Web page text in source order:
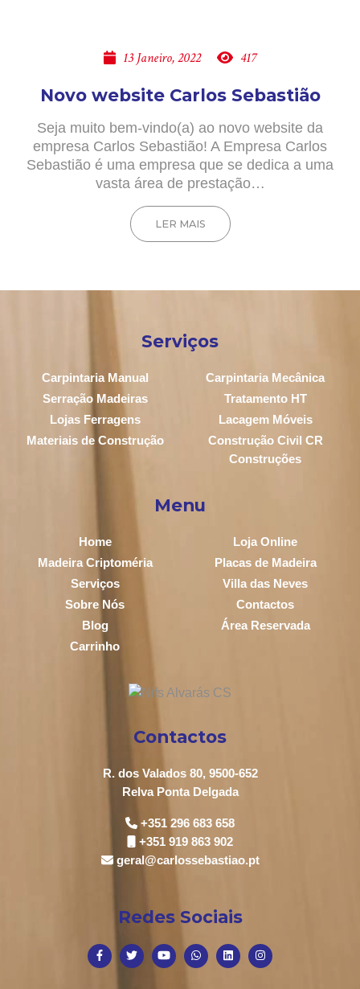
13 Janeiro, 2022 417
Novo website Carlos Sebastião
Seja muito bem-vindo(a) ao novo website da
empresa Carlos Sebastião! A Empresa Carlos
Sebastião é uma empresa que se dedica a uma
vasta área de prestação…
LER MAIS
Serviços
Carpintaria Manual
Carpintaria Mecânica
Serração Madeiras
Tratamento HT
Lojas Ferragens
Lacagem Móveis
Materiais de Construção
Construção Civil CR
Construções
Menu
Home
Loja Online
Madeira Criptoméria
Placas de Madeira
Serviços
Villa das Neves
Sobre Nós
Contactos
Blog
Área Reservada
Carrinho
Contactos
R. dos Valados 80, 9500-652
Relva Ponta Delgada
+351 296 683 658
+351 919 863 902
geral@carlossebastiao.pt
Redes Sociais